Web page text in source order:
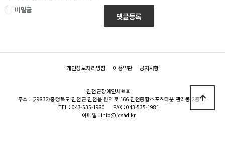
비밀글
댓글등록
개인정보처리방침 이용약관 공지사항
진천군장애인체육회
주소 : (29832)충청북도 진천군 진천읍 원덕로 166 진천종합스포츠타운 관리동 2층
TEL : 043-535-1980
FAX : 043-535-1981
이메일 : info@jcsad.kr